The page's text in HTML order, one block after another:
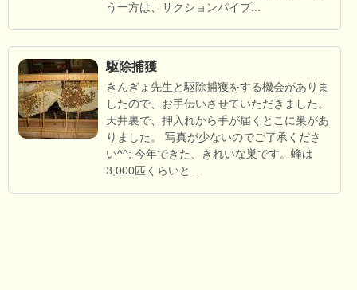
う一方は、サクションパイプ...
駆除捕獲
きんぎょ先生と駆除捕獲をする機会がありま
したので、お手伝いさせていただきました。
天井裏で、押入れから手が届くとこに巣があ
りました。 写真が少ないのでご了承くださ
い^^; 今年できた、きれいな巣です。蜂は
3,000匹くらいと...